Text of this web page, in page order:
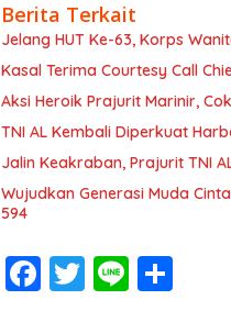
Berita Terkait
Jelang HUT Ke-63, Korps
Kasal Terima Courtesy Call
Aksi Heroik Prajurit Marinir,
TNI AL Kembali Diperkuat
Jalin Keakraban, Prajurit TNI
Wujudkan Generasi Muda
594
F T Li